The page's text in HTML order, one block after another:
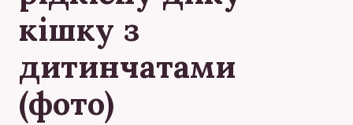
кішку з
дитинчатами
(фото)